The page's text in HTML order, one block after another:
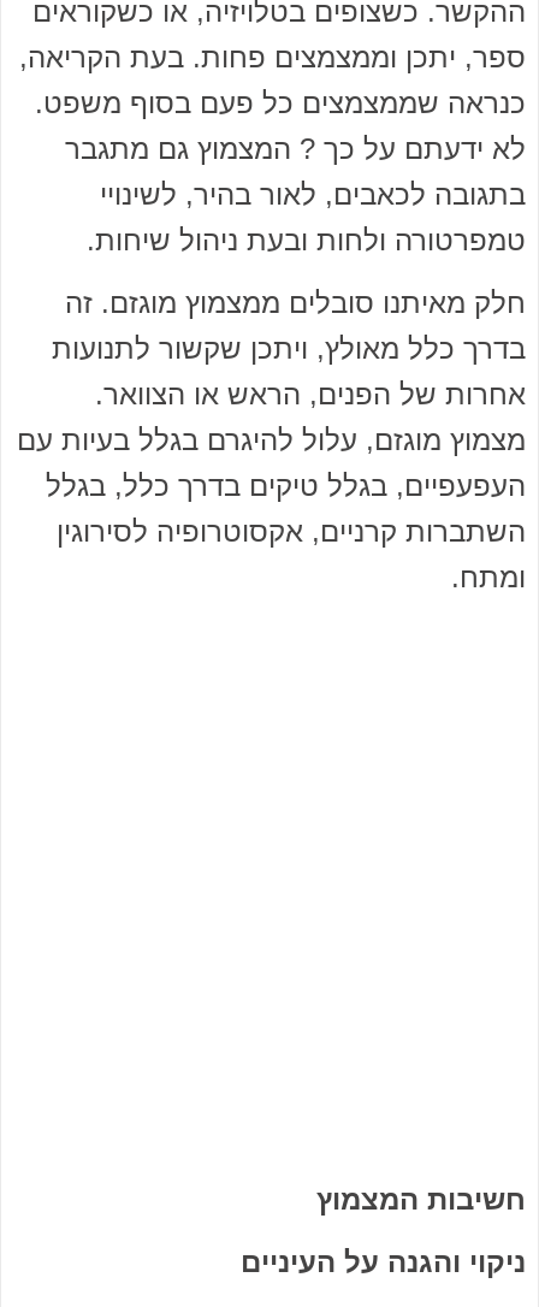
ההקשר. כשצופים בטלויזיה, או כשקוראים
ספר, יתכן וממצמצים פחות. בעת הקריאה,
כנראה שממצמצים כל פעם בסוף משפט.
לא ידעתם על כך ? המצמוץ גם מתגבר
בתגובה לכאבים, לאור בהיר, לשינויי
טמפרטורה ולחות ובעת ניהול שיחות.
חלק מאיתנו סובלים ממצמוץ מוגזם. זה
בדרך כלל מאולץ, ויתכן שקשור לתנועות
אחרות של הפנים, הראש או הצוואר.
מצמוץ מוגזם, עלול להיגרם בגלל בעיות עם
העפעפיים, בגלל טיקים בדרך כלל, בגלל
השתברות קרניים, אקסוטרופיה לסירוגין
ומתח.
חשיבות המצמוץ
ניקוי והגנה על העיניים